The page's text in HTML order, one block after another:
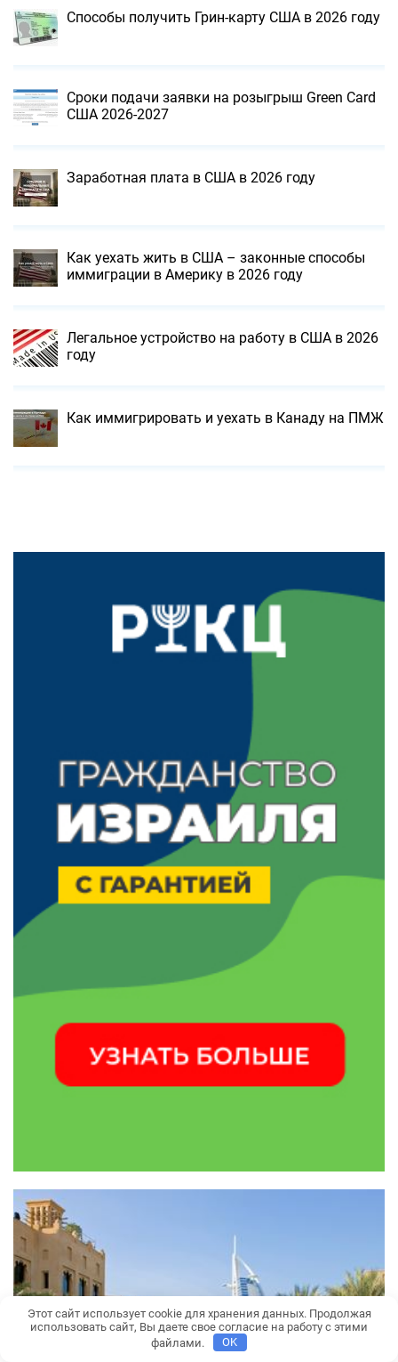
Способы получить Грин-карту США в 2026 году
Сроки подачи заявки на розыгрыш Green Card
США 2026-2027
Заработная плата в США в 2026 году
Как уехать жить в США – законные способы
иммиграции в Америку в 2026 году
Легальное устройство на работу в США в 2026
году
Как иммигрировать и уехать в Канаду на ПМЖ
Этот сайт использует cookie для хранения данных. Продолжая
использовать сайт, Вы даете свое согласие на работу с этими
файлами.
OK